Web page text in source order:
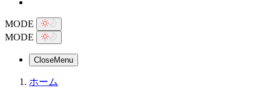
MODE
MODE
CloseMenu
ホーム